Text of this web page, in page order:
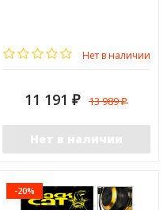
Нет в наличии
11 191 ₽ 13 989₽
Нет в наличии
-20%